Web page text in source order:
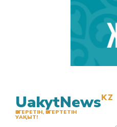
UakytNewsKZ
ӨЗГЕРЕТІН, ӨЗГЕРТЕТІН
УАҚЫТ!